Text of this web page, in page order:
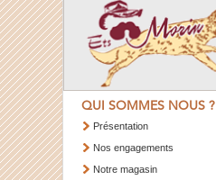
QUI SOMMES NOUS ?
Présentation
Nos engagements
Notre magasin